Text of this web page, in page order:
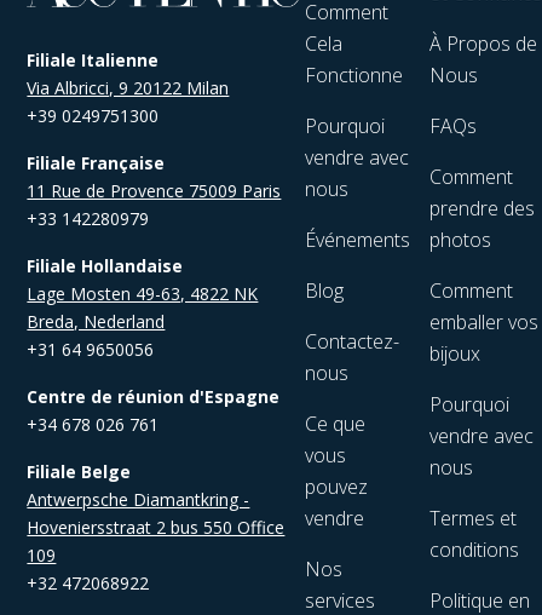
Filiale Italienne
Via Albricci, 9 20122 Milan
+39 0249751300
Filiale Française
11 Rue de Provence 75009 Paris
+33 142280979
Filiale Hollandaise
Lage Mosten 49-63, 4822 NK
Breda, Nederland
+31 64 9650056
Centre de réunion d'Espagne
+34 678 026 761
Filiale Belge
Antwerpsche Diamantkring -
Hoveniersstraat 2 bus 550 Office
109
+32 472068922
Comment
Cela
Fonctionne
Pourquoi
vendre avec
nous
Événements
Blog
Contactez-
nous
Ce que
vous
pouvez
vendre
Nos
services
À Propos de
Nous
FAQs
Comment
prendre des
photos
Comment
emballer vos
bijoux
Pourquoi
vendre avec
nous
Termes et
conditions
Politique en